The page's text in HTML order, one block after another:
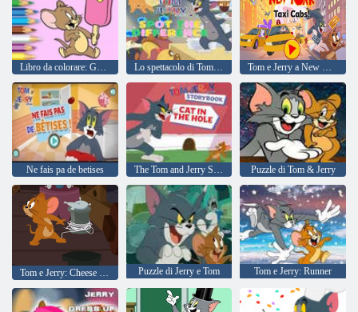
Libro da colorare: Gelato Jerry Lo spettacolo di Tom e Jerry Trova la differenza Tom e Jerry a New York: Taxi
Ne fais pa de betises The Tom and Jerry Show Storybook Cat in the Hole Puzzle di Tom & Jerry
Puzzle di Jerry e Tom Tom e Jerry: Runner